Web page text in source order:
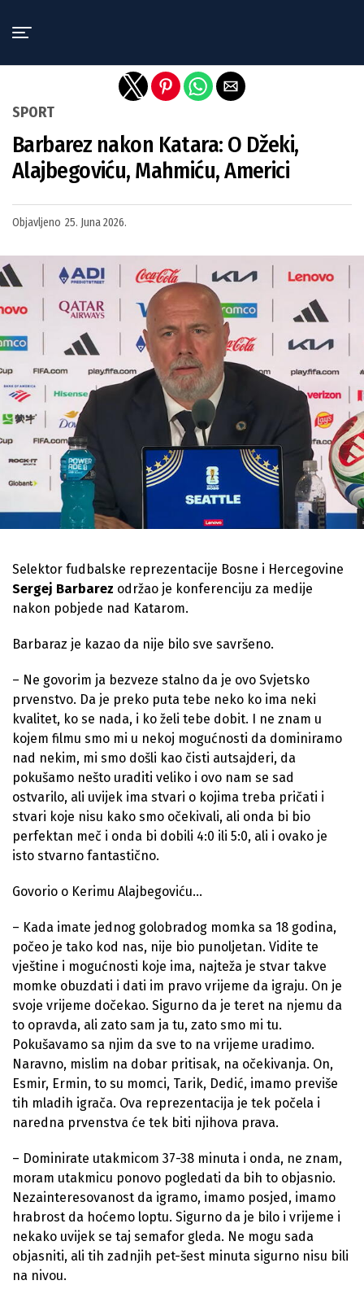
SPORT
Barbarez nakon Katara: O Džeki,
Alajbegoviću, Mahmiću, Americi
Objavljeno 25. Juna 2026.
Selektor fudbalske reprezentacije Bosne i Hercegovine
Sergej Barbarez održao je konferenciju za medije
nakon pobjede nad Katarom.
Barbaraz je kazao da nije bilo sve savršeno.
– Ne govorim ja bezveze stalno da je ovo Svjetsko
prvenstvo. Da je preko puta tebe neko ko ima neki
kvalitet, ko se nada, i ko želi tebe dobit. I ne znam u
kojem filmu smo mi u nekoj mogućnosti da dominiramo
nad nekim, mi smo došli kao čisti autsajderi, da
pokušamo nešto uraditi veliko i ovo nam se sad
ostvarilo, ali uvijek ima stvari o kojima treba pričati i
stvari koje nisu kako smo očekivali, ali onda bi bio
perfektan meč i onda bi dobili 4:0 ili 5:0, ali i ovako je
isto stvarno fantastično.
Govorio o Kerimu Alajbegoviću…
– Kada imate jednog golobradog momka sa 18 godina,
počeo je tako kod nas, nije bio punoljetan. Vidite te
vještine i mogućnosti koje ima, najteža je stvar takve
momke obuzdati i dati im pravo vrijeme da igraju. On je
svoje vrijeme dočekao. Sigurno da je teret na njemu da
to opravda, ali zato sam ja tu, zato smo mi tu.
Pokušavamo sa njim da sve to na vrijeme uradimo.
Naravno, mislim na dobar pritisak, na očekivanja. On,
Esmir, Ermin, to su momci, Tarik, Dedić, imamo previše
tih mladih igrača. Ova reprezentacija je tek počela i
naredna prvenstva će tek biti njihova prava.
– Dominirate utakmicom 37-38 minuta i onda, ne znam,
moram utakmicu ponovo pogledati da bih to objasnio.
Nezainteresovanost da igramo, imamo posjed, imamo
hrabrost da hoćemo loptu. Sigurno da je bilo i vrijeme i
nekako uvijek se taj semafor gleda. Ne mogu sada
objasniti, ali tih zadnjih pet-šest minuta sigurno nisu bili
na nivou.